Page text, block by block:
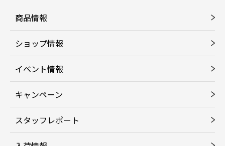
商品情報
ショップ情報
イベント情報
キャンペーン
スタッフレポート